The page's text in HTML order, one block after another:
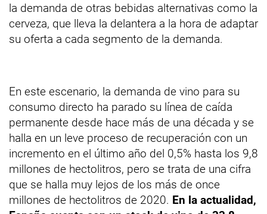
la demanda de otras bebidas alternativas como la
cerveza, que lleva la delantera a la hora de adaptar
su oferta a cada segmento de la demanda.
En este escenario, la demanda de vino para su
consumo directo ha parado su línea de caída
permanente desde hace más de una década y se
halla en un leve proceso de recuperación con un
incremento en el último año del 0,5% hasta los 9,8
millones de hectolitros, pero se trata de una cifra
que se halla muy lejos de los más de once
millones de hectolitros de 2020. En la actualidad,